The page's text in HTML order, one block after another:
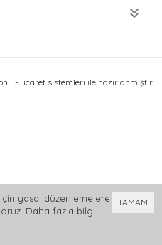
E-Ticaret sistemleri ile hazırlanmıştır.
TAMAM
yasal düzenlemelere
Daha fazla bilgi